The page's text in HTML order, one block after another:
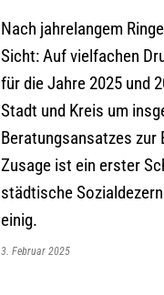
Nach jahrelangem
Sicht: Auf vielfachen
für die Jahre 2025 und
Stadt und Kreis um
Beratungsansatzes zur
Zusage ist ein erster
städtische
einig.
3. Februar 2025